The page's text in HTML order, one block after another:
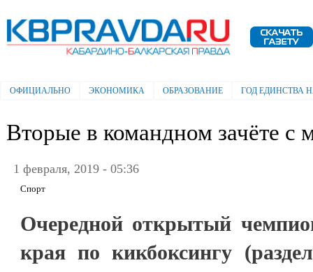
Электронная газета "Кабардино-
Балкарская правда"
Главное меню
ОФИЦИАЛЬНО ЭКОНОМИКА ОБРАЗОВАНИЕ ГОД ЕДИНСТВА
Вторые в командном зачёте с
1 февраля, 2019 - 05:36
Спорт
Очередной открытый
края по кикбоксингу